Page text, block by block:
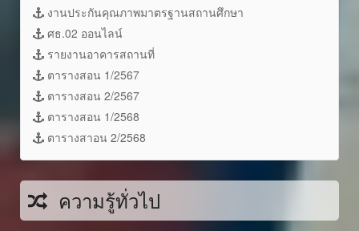
งานประกันคุณภาพมาตรฐานสถานศึกษา
ศธ.02 ออนไลน์
รายงานอาคารสถานที่
ตารางสอน 1/2567
ตารางสอน 2/2567
ตารางสอน 1/2568
ตารางสาอน 2/2568
ความรู้ทั่วไป